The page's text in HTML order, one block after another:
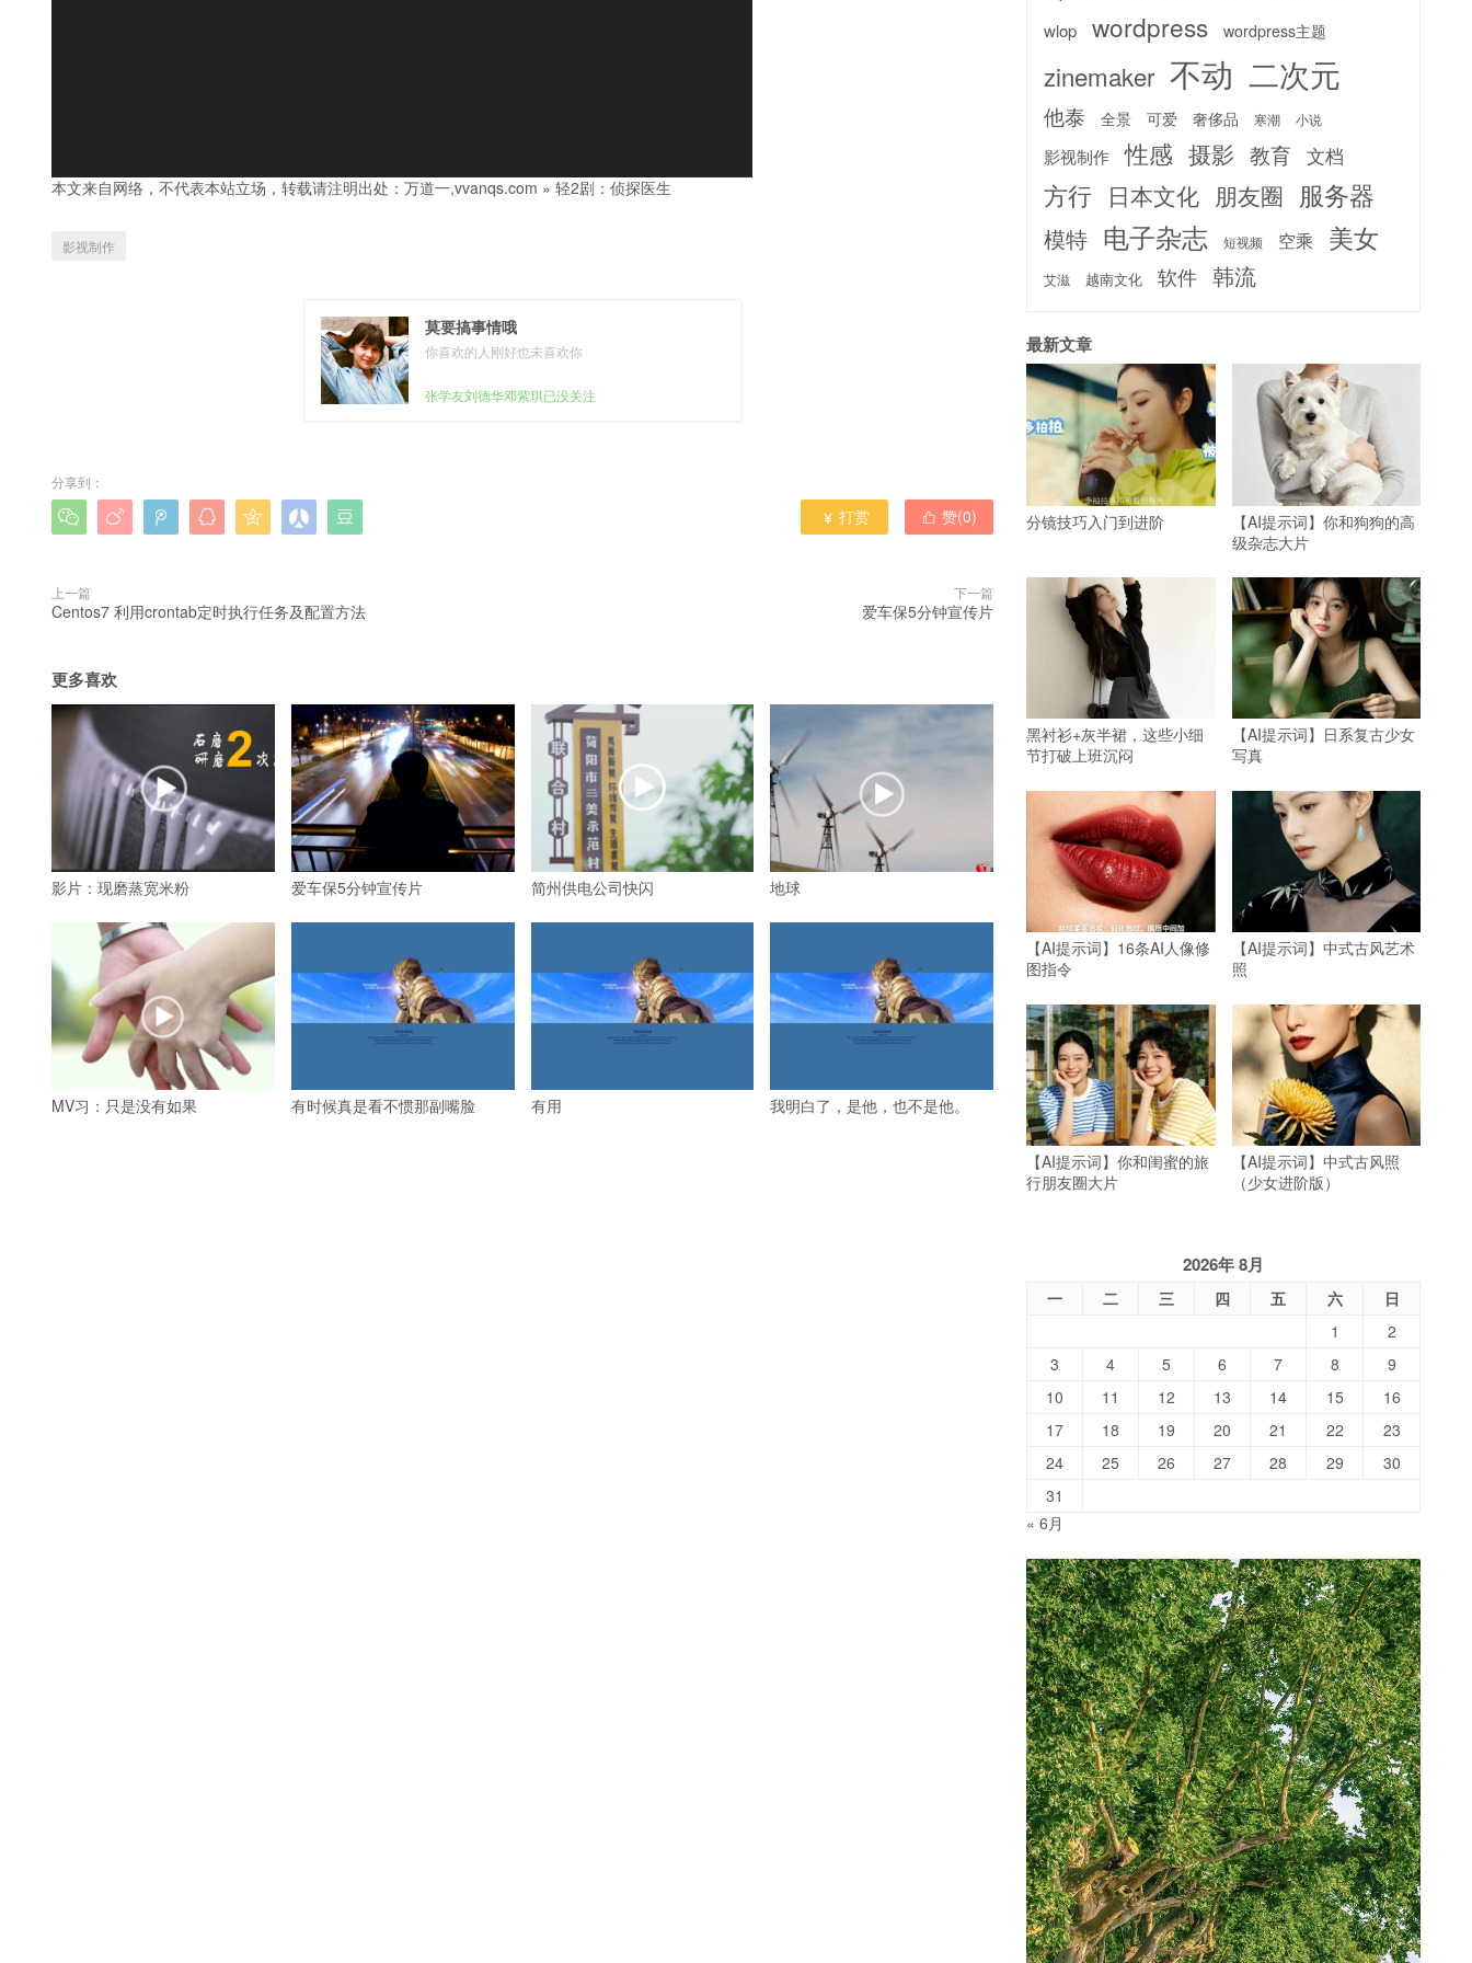
本文来自网络，不代表本站立场，转载请注明出处： 万道一,vvanqs.com » 轻2剧：侦探医生
影视制作
莫要搞事情哦
你喜欢的人刚好也未喜欢你
张学友刘德华邓紫琪已没关注
分享到：
        赞(0)
 打赏
上一篇
Centos7 利用crontab定时执行任务及配置方法
下一篇
爱车保5分钟宣传片
更多喜欢
影片：现磨蒸宽米粉 爱车保5分钟宣传片 简州供电公司快闪 地球
MV习：只是没有如果 有时候真是看不惯那副嘴脸 有用 我明白了，是他，也不是他。
wlop wordpress wordpress主题
zinemaker 不动 二次元
他泰 全景 可爱 奢侈品 寒潮 小说
影视制作 性感 摄影 教育 文档
方行 日本文化 朋友圈 服务器
模特 电子杂志 短视频 空乘 美女
艾滋 越南文化 软件 韩流
最新文章
分镜技巧入门到进阶
【AI提示词】你和狗狗的高
级杂志大片
黑衬衫+灰半裙，这些小细
节打破上班沉闷
【AI提示词】日系复古少女
写真
【AI提示词】16条AI人像修
图指令
【AI提示词】中式古风艺术
照
【AI提示词】你和闺蜜的旅
行朋友圈大片
【AI提示词】中式古风照
（少女进阶版）
2026年 8月
一 二 三 四 五 六
日
1
2
3
4 5 6 7 8
9
10
11 12 13 14 15
16
17
18 19 20 21 22
23
24
25 26 27 28 29
30
31
« 6月